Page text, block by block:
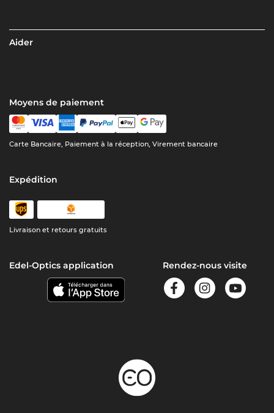
Aider
Moyens de paiement
Carte Bancaire, Paiement à la réception, Virement bancaire
Expédition
Livraison et retours gratuits
Edel-Optics application Rendez-nous visite